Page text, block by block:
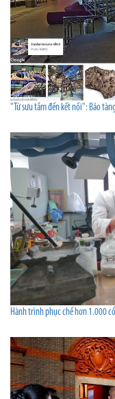
"Từ sưu tầm đến kết nối": Bảo
Hành trình phục chế hơn 1.000